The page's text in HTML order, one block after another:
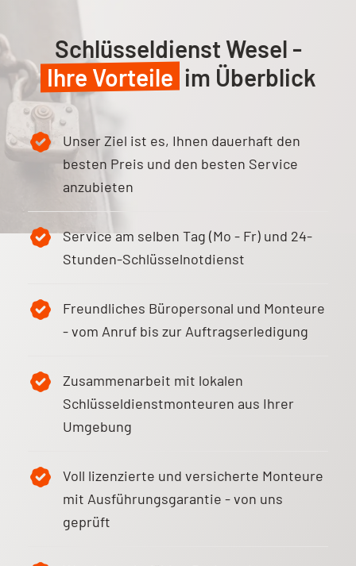
Schlüsseldienst Wesel -
Ihre Vorteile im Überblick
Unser Ziel ist es, Ihnen dauerhaft den
besten Preis und den besten Service
anzubieten
Service am selben Tag (Mo - Fr) und 24-
Stunden-Schlüsselnotdienst
Freundliches Büropersonal und Monteure
- vom Anruf bis zur Auftragserledigung
Zusammenarbeit mit lokalen
Schlüsseldienstmonteuren aus Ihrer
Umgebung
Voll lizenzierte und versicherte Monteure
mit Ausführungsgarantie - von uns
geprüft